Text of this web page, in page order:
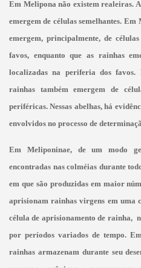
Em Melipona não existem realeiras.
emergem de células semelhantes.
emergem, principalmente, de
favos, enquanto que as rainhas
localizadas na periferia dos favos.
rainhas também emergem de
periféricas. Nessas abelhas, há
envolvidos no processo de
Em Meliponinae, de um modo
encontradas nas colméias durante
em que são produzidas em maior
aprisionam rainhas virgens em uma
célula de aprisionamento de rainha,
por períodos variados de tempo.
rainhas armazenam durante seu